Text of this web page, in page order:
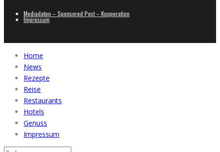
Mediadaten – Sponsored Post – Kooperation
Impressum
Home
News
Rezepte
Reise
Restaurants
Hotels
Genuss
Impressum